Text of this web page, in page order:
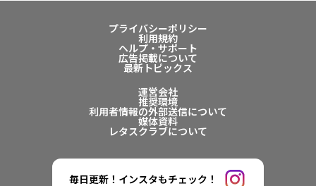
プライバシーポリシー
利用規約
ヘルプ・サポート
広告掲載について
最新トピックス
運営会社
推奨環境
利用者情報の外部送信について
媒体資料
レタスクラブについて
毎日更新！インスタもチェック！